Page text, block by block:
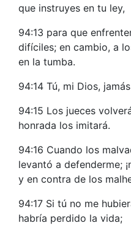
que instruyes en tu ley,
94:13 para que
difíciles; en cambio, a
en la tumba.
94:14 Tú, mi Dios,
94:15 Los jueces
honrada los imitará.
94:16 Cuando los
levantó a defenderme;
y en contra de los
94:17 Si tú no me
habría perdido la vida;